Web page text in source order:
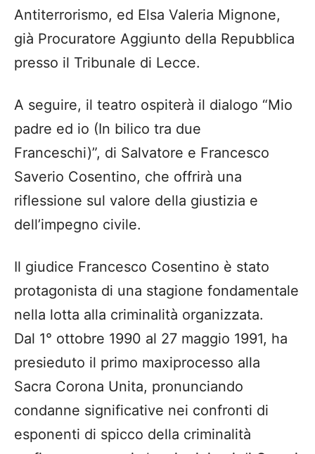
Antiterrorismo, ed Elsa Valeria Mignone,
già Procuratore Aggiunto della Repubblica
presso il Tribunale di Lecce.
A seguire, il teatro ospiterà il dialogo “Mio
padre ed io (In bilico tra due
Franceschi)”, di Salvatore e Francesco
Saverio Cosentino, che offrirà una
riflessione sul valore della giustizia e
dell’impegno civile.
Il giudice Francesco Cosentino è stato
protagonista di una stagione fondamentale
nella lotta alla criminalità organizzata.
Dal 1° ottobre 1990 al 27 maggio 1991, ha
presieduto il primo maxiprocesso alla
Sacra Corona Unita, pronunciando
condanne significative nei confronti di
esponenti di spicco della criminalità